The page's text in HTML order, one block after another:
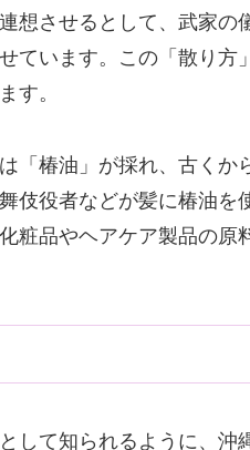
想させるとして、武家の
ています。この「散り
す。
「椿油」が採れ、古く
伎役者などが髪に椿油
粧品やヘアケア製品の
して知られるように、